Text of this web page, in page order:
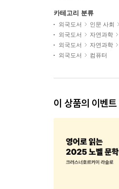
카테고리 분류
외국도서 인문 사회
외국도서
자연과학
외국도서
자연과학
외국도서
컴퓨터
이 상품의 이벤트